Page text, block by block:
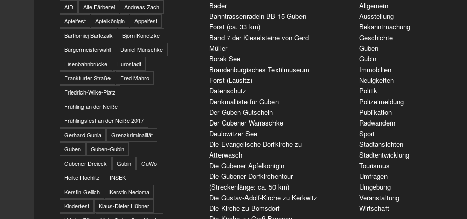
AfD
Alte Färberei
Andreas Zach
Apfelfest
Apfelkönigin
Appelfest
Bartłomiej Bartczak
Björn Konetzke
Bürgermeisterwahl
Daniel Münschke
Eisenbahnbrücke
Eurostadt
Frankfurter Straße
Fred Mahro
Friedrich-Wilke-Platz
Frühling an der Neiße
Frühlingsfest an der Neiße 2017
Gerhard Gunia
Grenzkriminalität
Guben
Guben-Gubin
Gubener Dreieck
Gubin
GuWo
Heike Rochlitz
INSEK
Kerstin Geilich
Kerstin Nedoma
Kinderfest
Klaus-Dieter Hübner
Bäder
Bahntrassenradeln BB 15 Guben –
Forst (ca. 33 km)
Band 7 der Kieselsteine von Gerd
Müller
Borak See
Brandenburgisches Textilmuseum
Forst (Lausitz)
Datenschutz
Denkmalliste für Guben
Der Guben Gutschein
Der Gubener Warraschke
Deulowitzer See
Die Evangelische Dorfkirche zu
Atterwasch
Die Gubener Apfelkönigin
Die Gubener Dorfkirchentour
(Streckenlänge: ca. 50 km)
Die Gustav-Adolf-Kirche zu Kerkwitz
Die Kirche zu Bomsdorf
Allgemein
Ausstellung
Bekanntmachung
Geschichte
Guben
Gubin
Immobilien
Neuigkeiten
Politik
Polizeimeldung
Publikation
Radwandern
Sport
Stadtansichten
Stadtentwicklung
Tourismus
Umfragen
Umgebung
Veranstaltung
Wirtschaft